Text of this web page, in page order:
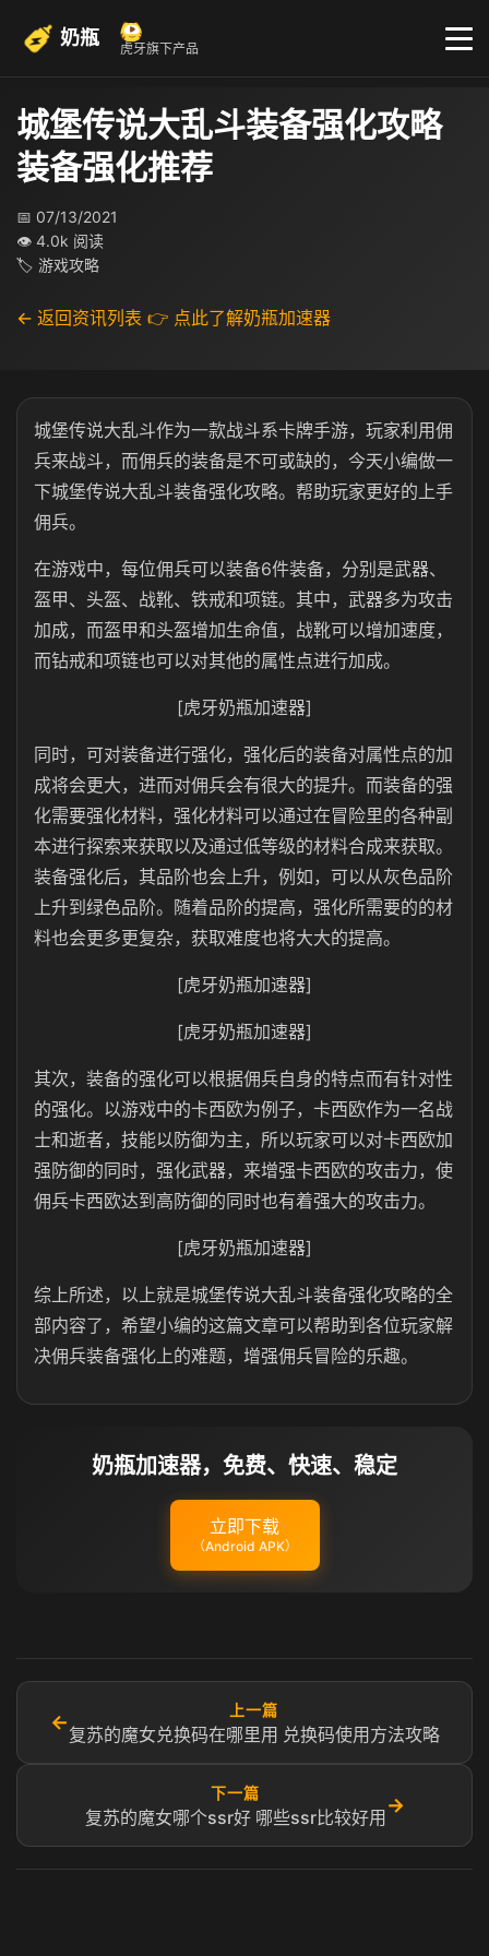
奶瓶 虎牙旗下产品
城堡传说大乱斗装备强化攻略
装备强化推荐
📅 07/13/2021
👁 4.0k 阅读
🏷 游戏攻略
← 返回资讯列表 👉 点此了解奶瓶加速器
城堡传说大乱斗作为一款战斗系卡牌手游，玩家利用佣
兵来战斗，而佣兵的装备是不可或缺的，今天小编做一
下城堡传说大乱斗装备强化攻略。帮助玩家更好的上手
佣兵。
在游戏中，每位佣兵可以装备6件装备，分别是武器、
盔甲、头盔、战靴、铁戒和项链。其中，武器多为攻击
加成，而盔甲和头盔增加生命值，战靴可以增加速度，
而钻戒和项链也可以对其他的属性点进行加成。
[虎牙奶瓶加速器]
同时，可对装备进行强化，强化后的装备对属性点的加
成将会更大，进而对佣兵会有很大的提升。而装备的强
化需要强化材料，强化材料可以通过在冒险里的各种副
本进行探索来获取以及通过低等级的材料合成来获取。
装备强化后，其品阶也会上升，例如，可以从灰色品阶
上升到绿色品阶。随着品阶的提高，强化所需要的的材
料也会更多更复杂，获取难度也将大大的提高。
[虎牙奶瓶加速器]
[虎牙奶瓶加速器]
其次，装备的强化可以根据佣兵自身的特点而有针对性
的强化。以游戏中的卡西欧为例子，卡西欧作为一名战
士和逝者，技能以防御为主，所以玩家可以对卡西欧加
强防御的同时，强化武器，来增强卡西欧的攻击力，使
佣兵卡西欧达到高防御的同时也有着强大的攻击力。
[虎牙奶瓶加速器]
综上所述，以上就是城堡传说大乱斗装备强化攻略的全
部内容了，希望小编的这篇文章可以帮助到各位玩家解
决佣兵装备强化上的难题，增强佣兵冒险的乐趣。
奶瓶加速器，免费、快速、稳定
立即下载
（Android APK）
←
上一篇
复苏的魔女兑换码在哪里用 兑换码使用方法攻略
下一篇
复苏的魔女哪个ssr好 哪些ssr比较好用
→